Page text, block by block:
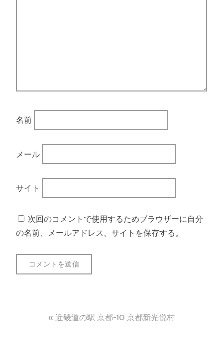
名前
メール
サイト
次回のコメントで使用するためブラウザーに自分
の名前、メールアドレス、サイトを保存する。
近畿道の駅 京都-10 京都新光悦村